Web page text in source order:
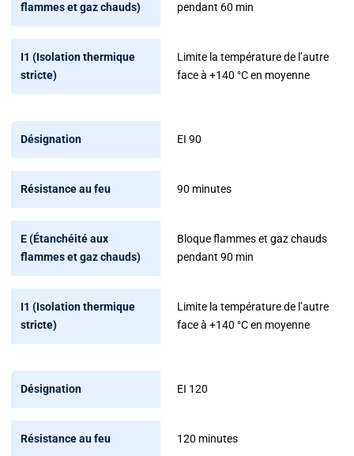
pendant 60 min
Limite la température de l’autre
face à +140 °C en moyenne
EI 90
90 minutes
Bloque flammes et gaz chauds
pendant 90 min
Limite la température de l’autre
face à +140 °C en moyenne
EI 120
120 minutes